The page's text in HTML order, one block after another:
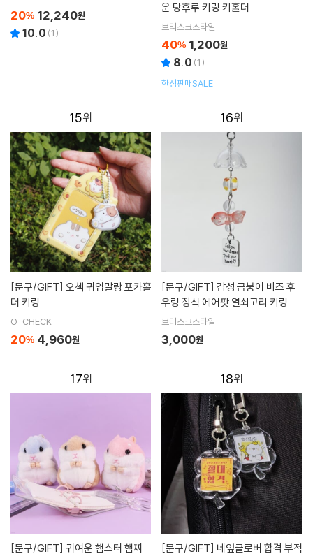
20% 12,240원
10.0 (1)
운 탕후루 키링 키홀더
브리스크스타일
40% 1,200원
8.0 (1)
한정판매SALE
15
[문구/GIFT]
더 키링
O-CHECK
20% 4,960원
16
[문구/GIFT]
우링 장식 에어팟 열쇠고리 키링
브리스크스타일
3,000원
17
[문구/GIFT]
18
[문구/GIFT]